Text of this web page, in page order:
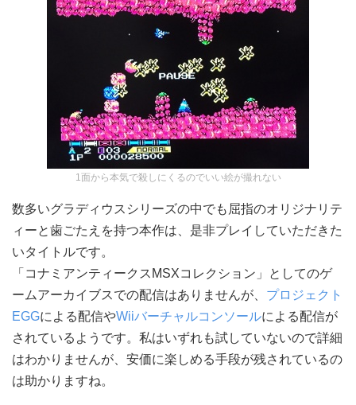
1面から本気で殺しにくるのでいい絵が撮れない
数多いグラディウスシリーズの中でも屈指のオリジナリテ
ィーと歯ごたえを持つ本作は、是非プレイしていただきた
いタイトルです。
「コナミアンティークスMSXコレクション」としてのゲ
ームアーカイブスでの配信はありませんが、 プロジェクト
EGGによる配信やWiiバーチャルコンソールによる配信が
されているようです。私はいずれも試していないので詳細
はわかりませんが、安価に楽しめる手段が残されているの
は助かりますね。